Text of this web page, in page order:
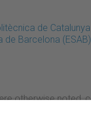
de
Barcelona
otherwise noted,